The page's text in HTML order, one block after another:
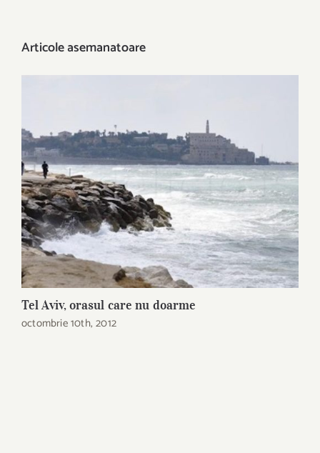
Articole asemanatoare
Tel Aviv, orasul care nu doarme
octombrie 10th, 2012